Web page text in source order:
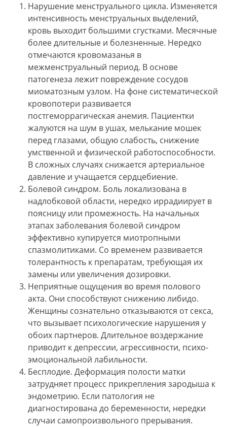
Нарушение менструального цикла. Изменяется
интенсивность менструальных выделений,
кровь выходит большими сгустками. Месячные
более длительные и болезненные. Нередко
отмечаются кровомазанья в
межменструальный период. В основе
патогенеза лежит повреждение сосудов
миоматозным узлом. На фоне систематической
кровопотери развивается
постгеморрагическая анемия. Пациентки
жалуются на шум в ушах, мелькание мошек
перед глазами, общую слабость, снижение
умственной и физической работоспособности.
В сложных случаях снижается артериальное
давление и учащается сердцебиение.
Болевой синдром. Боль локализована в
надлобковой области, нередко иррадиирует в
поясницу или промежность. На начальных
этапах заболевания болевой синдром
эффективно купируется миотропными
спазмолитиками. Со временем развивается
толерантность к препаратам, требующая их
замены или увеличения дозировки.
Неприятные ощущения во время полового
акта. Они способствуют снижению либидо.
Женщины сознательно отказываются от секса,
что вызывает психологические нарушения у
обоих партнеров. Длительное воздержание
приводит к депрессии, агрессивности, психо-
эмоциональной лабильности.
Бесплодие. Деформация полости матки
затрудняет процесс прикрепления зародыша к
эндометрию. Если патология не
диагностирована до беременности, нередки
случаи самопроизвольного прерывания.